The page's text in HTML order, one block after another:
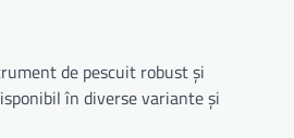
de pescuit robust și
în diverse variante și